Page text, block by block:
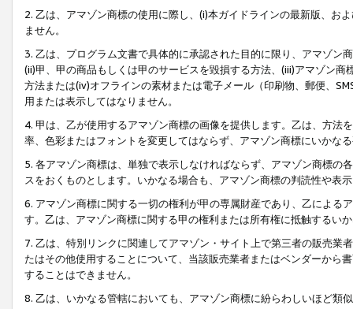
2. 乙は、アマゾン商標の使用に際し、(i)本ガイドラインの最新版、お
ません。
3. 乙は、プログラム文書で具体的に承認された目的に限り、アマゾン
(ii)甲、甲の商品もしくは甲のサービスを毀損する方法、(iii)アマゾン
方法または(iv)オフラインの素材または電子メール（印刷物、郵便、
用または表示してはなりません。
4. 甲は、乙が使用するアマゾン商標の画像を提供します。乙は、方
率、色彩またはフォントを変更してはならず、アマゾン商標にいかな
5. 各アマゾン商標は、単独で表示しなければならず、アマゾン商標
スをおくものとします。いかなる場合も、アマゾン商標の判読性や表
6. アマゾン商標に関する一切の権利が甲の専属財産であり、乙による
す。乙は、アマゾン商標に関する甲の権利または所有権に抵触するい
7. 乙は、特別リンクに関連してアマゾン・サイト上で第三者の販売
たはその他使用することについて、当該販売業者またはベンダーから
することはできません。
8. 乙は、いかなる管轄においても、アマゾン商標に紛らわしいほど類